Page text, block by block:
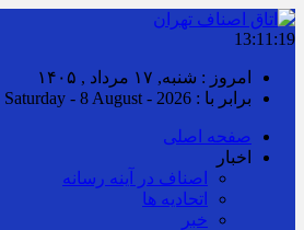
13:11:20
امروز : شنبه, ۱۷ مرداد , ۱۴۰۵
برابر با : Saturday - 8 August - 2026
صفحه اصلی
اخبار
اصناف در آینه رسانه
اتحادیه ها
خبر